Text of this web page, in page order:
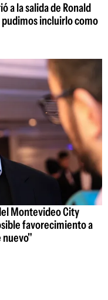
a la salida de Ronald
pudimos incluirlo como
Montevideo City
favorecimiento a
nuevo"